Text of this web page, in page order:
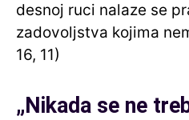
desnoj ruci nalaze se
zadovoljstva kojima
16, 11)
„Nikada se ne